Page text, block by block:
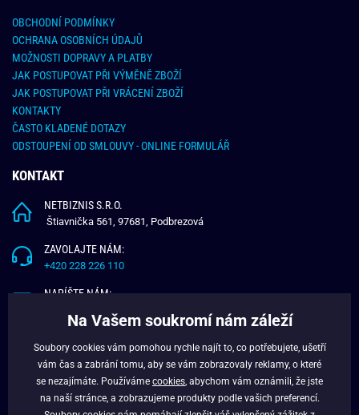
OBCHODNÍ PODMÍNKY
OCHRANA OSOBNÍCH ÚDAJŮ
MOŽNOSTI DOPRAVY A PLATBY
JAK POSTUPOVAT PŘI VÝMĚNĚ ZBOŽÍ
JAK POSTUPOVAT PŘI VRÁCENÍ ZBOŽÍ
KONTAKTY
ČASTO KLADENÉ DOTAZY
ODSTOUPENÍ OD SMLOUVY - ONLINE FORMULÁŘ
KONTAKT
NETBIZNIS S.R.O.
Štiavnička 561, 97681, Podbrezová
ZAVOLAJTE NÁM:
+420 228 226 110
NAPÍŠTE NÁM:
O NÁS
VĚRNOSTNÍ PROGRAM
Na Vašem soukromí nám záleží
Soubory cookies vám pomohou rychle najít to, co potřebujete, ušetří
vám čas a zabrání tomu, aby se vám zobrazovaly reklamy, o které
se nezajímáte. Používáme cookies , abychom vám oznámili, že jste
na naší stránce, a zobrazujeme produkty podle vašich preferencí.